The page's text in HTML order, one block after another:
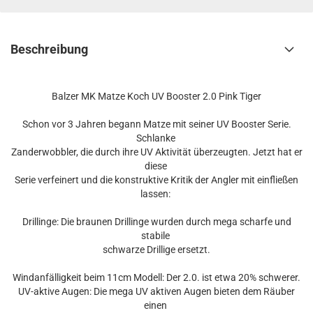
Beschreibung
Balzer MK Matze Koch UV Booster 2.0 Pink Tiger
Schon vor 3 Jahren begann Matze mit seiner UV Booster Serie.
Schlanke
Zanderwobbler, die durch ihre UV Aktivität überzeugten. Jetzt hat er
diese
Serie verfeinert und die konstruktive Kritik der Angler mit einfließen
lassen:
Drillinge: Die braunen Drillinge wurden durch mega scharfe und
stabile
schwarze Drillige ersetzt.
Windanfälligkeit beim 11cm Modell: Der 2.0. ist etwa 20% schwerer.
UV-aktive Augen: Die mega UV aktiven Augen bieten dem Räuber
einen